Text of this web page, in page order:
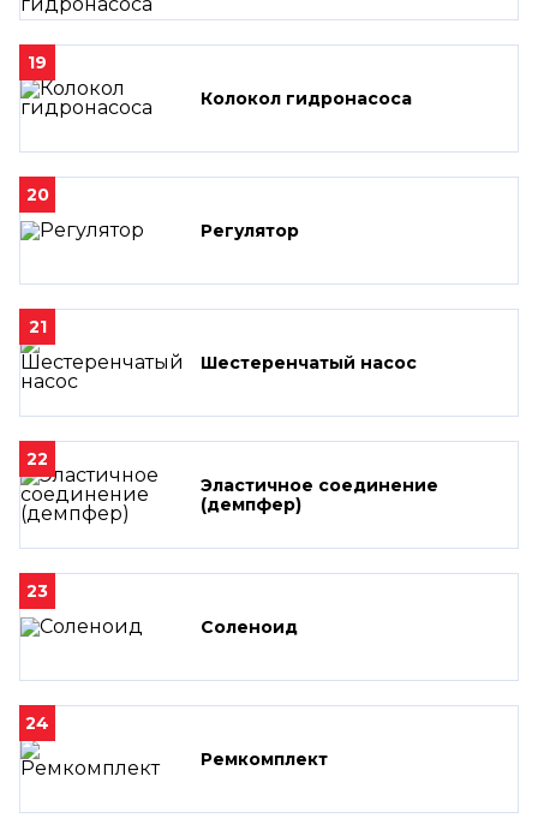
19
Колокол гидронасоса
20
Регулятор
21
Шестеренчатый насос
22
Эластичное соединение
(демпфер)
23
Соленоид
24
Ремкомплект